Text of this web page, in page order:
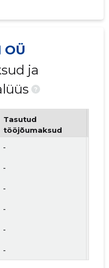
OÜ
ja
?
Tasutud
tööjõumaksud
-
-
-
-
-
-